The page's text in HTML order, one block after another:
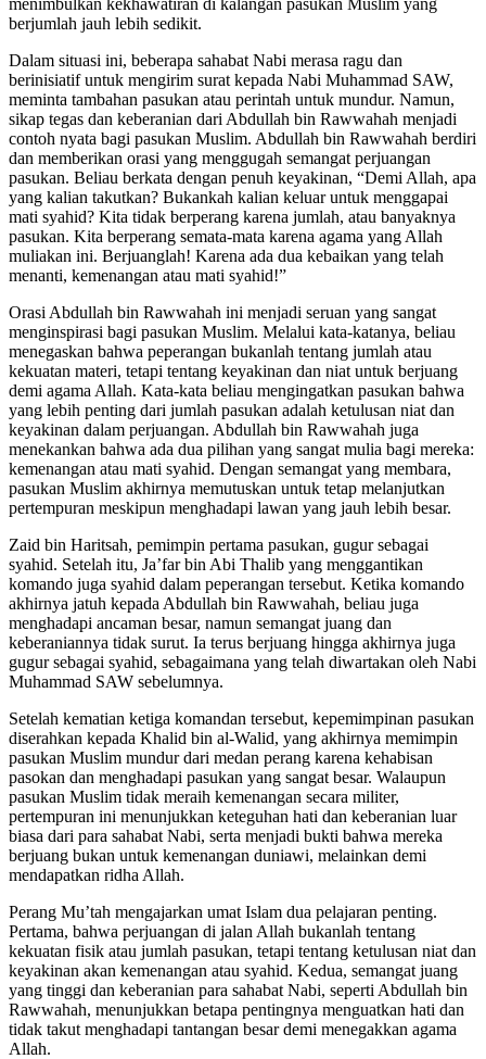
berjumlah jauh lebih sedikit.
Dalam situasi ini, beberapa sahabat Nabi merasa ragu dan
berinisiatif untuk mengirim surat kepada Nabi Muhammad SAW,
meminta tambahan pasukan atau perintah untuk mundur. Namun,
sikap tegas dan keberanian dari Abdullah bin Rawwahah menjadi
contoh nyata bagi pasukan Muslim. Abdullah bin Rawwahah berdiri
dan memberikan orasi yang menggugah semangat perjuangan
pasukan. Beliau berkata dengan penuh keyakinan, “Demi Allah, apa
yang kalian takutkan? Bukankah kalian keluar untuk menggapai
mati syahid? Kita tidak berperang karena jumlah, atau banyaknya
pasukan. Kita berperang semata-mata karena agama yang Allah
muliakan ini. Berjuanglah! Karena ada dua kebaikan yang telah
menanti, kemenangan atau mati syahid!”
Orasi Abdullah bin Rawwahah ini menjadi seruan yang sangat
menginspirasi bagi pasukan Muslim. Melalui kata-katanya, beliau
menegaskan bahwa peperangan bukanlah tentang jumlah atau
kekuatan materi, tetapi tentang keyakinan dan niat untuk berjuang
demi agama Allah. Kata-kata beliau mengingatkan pasukan bahwa
yang lebih penting dari jumlah pasukan adalah ketulusan niat dan
keyakinan dalam perjuangan. Abdullah bin Rawwahah juga
menekankan bahwa ada dua pilihan yang sangat mulia bagi mereka:
kemenangan atau mati syahid. Dengan semangat yang membara,
pasukan Muslim akhirnya memutuskan untuk tetap melanjutkan
pertempuran meskipun menghadapi lawan yang jauh lebih besar.
Zaid bin Haritsah, pemimpin pertama pasukan, gugur sebagai
syahid. Setelah itu, Ja’far bin Abi Thalib yang menggantikan
komando juga syahid dalam peperangan tersebut. Ketika komando
akhirnya jatuh kepada Abdullah bin Rawwahah, beliau juga
menghadapi ancaman besar, namun semangat juang dan
keberaniannya tidak surut. Ia terus berjuang hingga akhirnya juga
gugur sebagai syahid, sebagaimana yang telah diwartakan oleh Nabi
Muhammad SAW sebelumnya.
Setelah kematian ketiga komandan tersebut, kepemimpinan pasukan
diserahkan kepada Khalid bin al-Walid, yang akhirnya memimpin
pasukan Muslim mundur dari medan perang karena kehabisan
pasokan dan menghadapi pasukan yang sangat besar. Walaupun
pasukan Muslim tidak meraih kemenangan secara militer,
pertempuran ini menunjukkan keteguhan hati dan keberanian luar
biasa dari para sahabat Nabi, serta menjadi bukti bahwa mereka
berjuang bukan untuk kemenangan duniawi, melainkan demi
mendapatkan ridha Allah.
Perang Mu’tah mengajarkan umat Islam dua pelajaran penting.
Pertama, bahwa perjuangan di jalan Allah bukanlah tentang
kekuatan fisik atau jumlah pasukan, tetapi tentang ketulusan niat dan
keyakinan akan kemenangan atau syahid. Kedua, semangat juang
yang tinggi dan keberanian para sahabat Nabi, seperti Abdullah bin
Rawwahah, menunjukkan betapa pentingnya menguatkan hati dan
tidak takut menghadapi tantangan besar demi menegakkan agama
Allah.